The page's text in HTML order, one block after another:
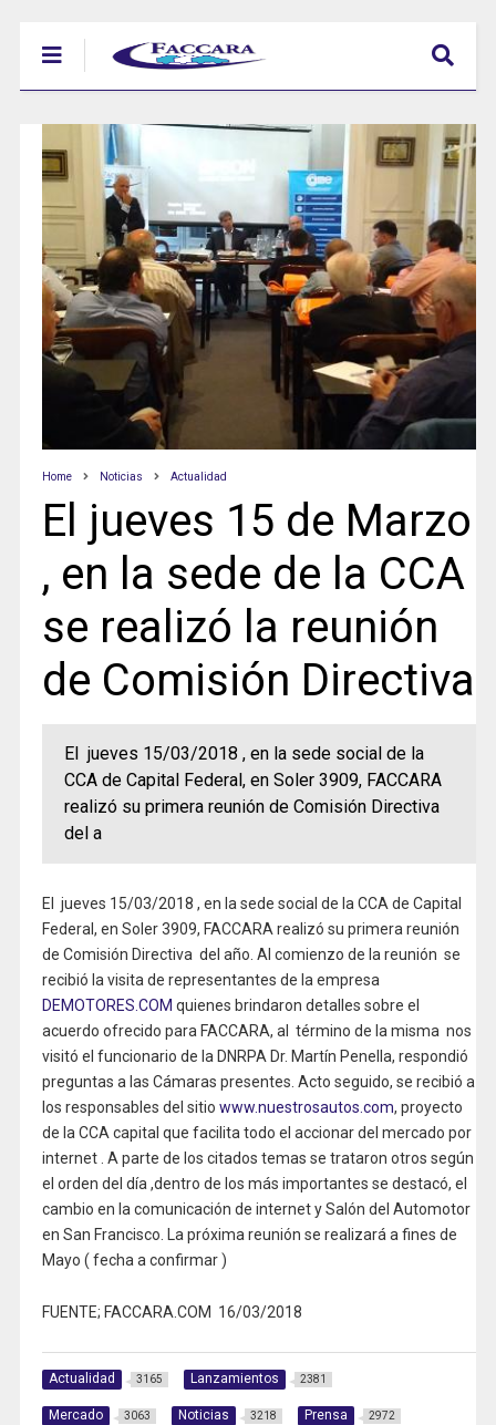
Home Noticias Actualidad
El jueves 15 de Marzo
, en la sede de la CCA
se realizó la reunión
de Comisión Directiva
El jueves 15/03/2018 , en la sede social de la
CCA de Capital Federal, en Soler 3909, FACCARA
realizó su primera reunión de Comisión Directiva
del a
El jueves 15/03/2018 , en la sede social de la CCA de Capital
Federal, en Soler 3909, FACCARA realizó su primera reunión
de Comisión Directiva del año. Al comienzo de la reunión se
recibió la visita de representantes de la empresa
DEMOTORES.COM quienes brindaron detalles sobre el
acuerdo ofrecido para FACCARA, al término de la misma nos
visitó el funcionario de la DNRPA Dr. Martín Penella, respondió
preguntas a las Cámaras presentes. Acto seguido, se recibió a
los responsables del sitio www.nuestrosautos.com, proyecto
de la CCA capital que facilita todo el accionar del mercado por
internet . A parte de los citados temas se trataron otros según
el orden del día ,dentro de los más importantes se destacó, el
cambio en la comunicación de internet y Salón del Automotor
en San Francisco. La próxima reunión se realizará a fines de
Mayo ( fecha a confirmar )
FUENTE; FACCARA.COM 16/03/2018
Actualidad 3165 Lanzamientos 2381
Mercado 3063 Noticias 3218 Prensa 2972